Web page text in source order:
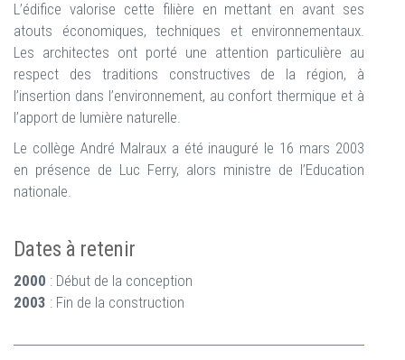
L’édifice valorise cette filière en mettant en avant ses
atouts économiques, techniques et environnementaux.
Les architectes ont porté une attention particulière au
respect des traditions constructives de la région, à
l’insertion dans l’environnement, au confort thermique et à
l’apport de lumière naturelle.
Le collège André Malraux a été inauguré le 16 mars 2003
en présence de Luc Ferry, alors ministre de l’Education
nationale.
Dates à retenir
2000 : Début de la conception
2003 : Fin de la construction